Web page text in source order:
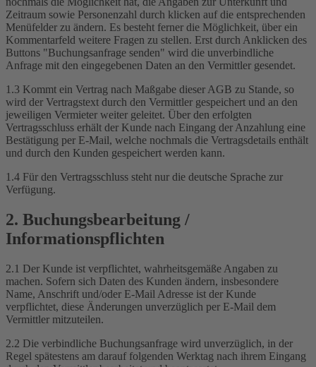
Zeitraum sowie Personenzahl durch klicken auf die entsprechenden
Menüfelder zu ändern. Es besteht ferner die Möglichkeit, über ein
Kommentarfeld weitere Fragen zu stellen. Erst durch Anklicken des
Buttons "Buchungsanfrage senden" wird die unverbindliche
Anfrage mit den eingegebenen Daten an den Vermittler gesendet.
1.3 Kommt ein Vertrag nach Maßgabe dieser AGB zu Stande, so
wird der Vertragstext durch den Vermittler gespeichert und an den
jeweiligen Vermieter weiter geleitet. Über den erfolgten
Vertragsschluss erhält der Kunde nach Eingang der Anzahlung eine
Bestätigung per E-Mail, welche nochmals die Vertragsdetails enthält
und durch den Kunden gespeichert werden kann.
1.4 Für den Vertragsschluss steht nur die deutsche Sprache zur
Verfügung.
2. Buchungsbearbeitung /
Informationspflichten
2.1 Der Kunde ist verpflichtet, wahrheitsgemäße Angaben zu
machen. Sofern sich Daten des Kunden ändern, insbesondere
Name, Anschrift und/oder E-Mail Adresse ist der Kunde
verpflichtet, diese Änderungen unverzüglich per E-Mail dem
Vermittler mitzuteilen.
2.2 Die verbindliche Buchungsanfrage wird unverzüglich, in der
Regel spätestens am darauf folgenden Werktag nach ihrem Eingang